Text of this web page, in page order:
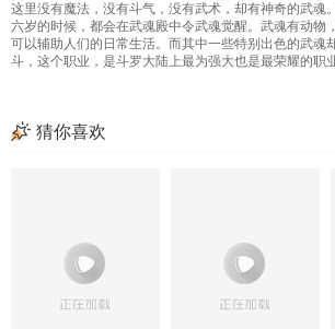
165 166 167
169 170 171
189
193
125 126 127
129 130 131
149
153
85 86 87
89 90 91
109
113
45 46 47
49 50 51
69
73
这里没有魔法，没有斗气，没有武术，却有神奇的武魂
六岁的时候，都会在武魂殿中令武魂觉醒。武魂有动物
可以辅助人们的日常生活。而其中一些特别出色的武魂
斗，这个职业，是斗罗大陆上最为强大也是最荣耀的职业
猜你喜欢